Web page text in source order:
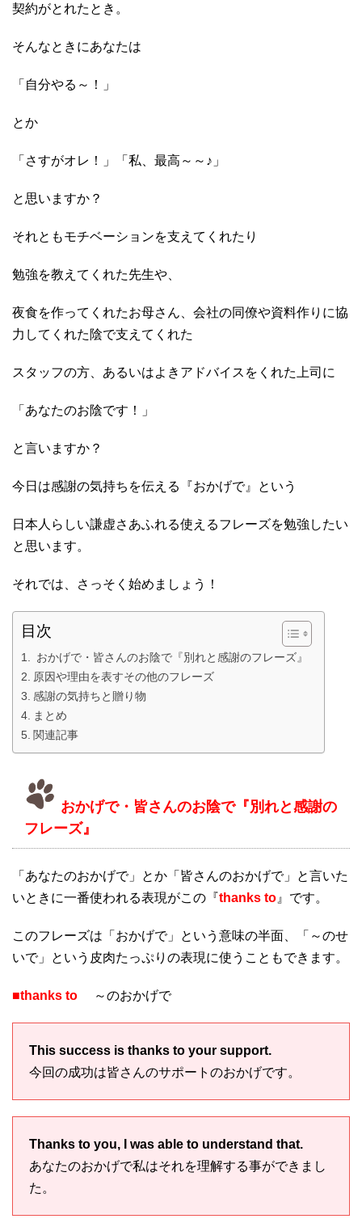
契約がとれたとき。
そんなときにあなたは
「自分やる～！」
とか
「さすがオレ！」「私、最高～～♪」
と思いますか？
それともモチベーションを支えてくれたり
勉強を教えてくれた先生や、
夜食を作ってくれたお母さん、会社の同僚や資料作りに協
力してくれた陰で支えてくれた
スタッフの方、あるいはよきアドバイスをくれた上司に
「あなたのお陰です！」
と言いますか？
今日は感謝の気持ちを伝える『おかげで』という
日本人らしい謙虚さあふれる使えるフレーズを勉強したい
と思います。
それでは、さっそく始めましょう！
目次
おかげで・皆さんのお陰で『別れと感謝のフレーズ』
原因や理由を表すその他のフレーズ
感謝の気持ちと贈り物
まとめ
関連記事
おかげで・皆さんのお陰で『別れと感謝の
フレーズ』
「あなたのおかげで」とか「皆さんのおかげで」と言いた
いときに一番使われる表現がこの『thanks to』です。
このフレーズは「おかげで」という意味の半面、「～のせ
いで」という皮肉たっぷりの表現に使うこともできます。
■thanks to ～のおかげで
This success is thanks to your support.
今回の成功は皆さんのサポートのおかげです。
Thanks to you, I was able to understand that.
あなたのおかげで私はそれを理解する事ができまし
た。